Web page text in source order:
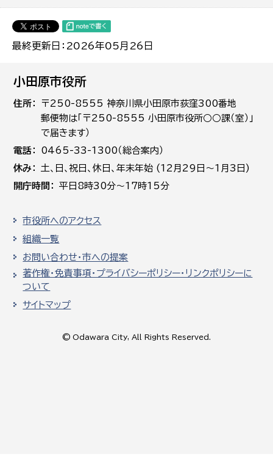
最終更新日：2026年05月26日
小田原市役所
住所
〒250-8555 神奈川県小田原市荻窪300番地
郵便物は「〒250-8555 小田原市役所○○課（室）」
で届きます）
電話
0465-33-1300（総合案内）
休み
土､日､祝日、休日、年末年始 (12月29日～1月3日)
開庁時間
平日8時30分～17時15分
市役所へのアクセス
組織一覧
お問い合わせ・市への提案
著作権・免責事項・プライバシーポリシー・リンクポリシーに
ついて
サイトマップ
© Odawara City, All Rights Reserved.